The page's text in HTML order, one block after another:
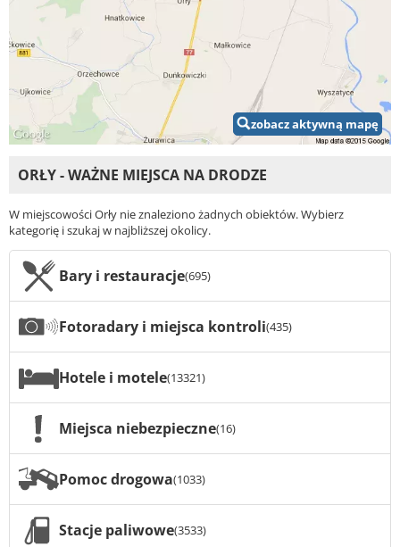
zobacz aktywną mapę
ORŁY - WAŻNE MIEJSCA NA DRODZE
W miejscowości Orły nie znaleziono żadnych obiektów. Wybierz
kategorię i szukaj w najbliższej okolicy.
Bary i restauracje(695)
Fotoradary i miejsca kontroli(435)
Hotele i motele(13321)
Miejsca niebezpieczne(16)
Pomoc drogowa(1033)
Stacje paliwowe(3533)